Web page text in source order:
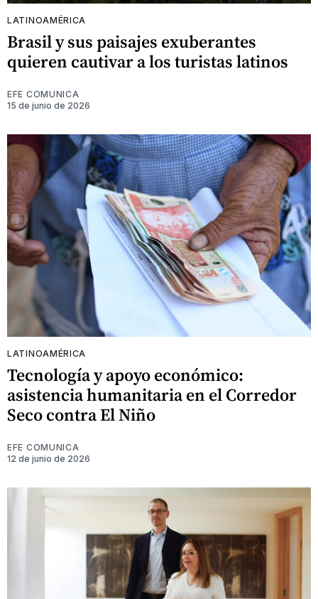
LATINOAMÉRICA
Brasil y sus paisajes exuberantes
quieren cautivar a los turistas latinos
EFE COMUNICA
15 de junio de 2026
LATINOAMÉRICA
Tecnología y apoyo económico:
asistencia humanitaria en el Corredor
Seco contra El Niño
EFE COMUNICA
12 de junio de 2026